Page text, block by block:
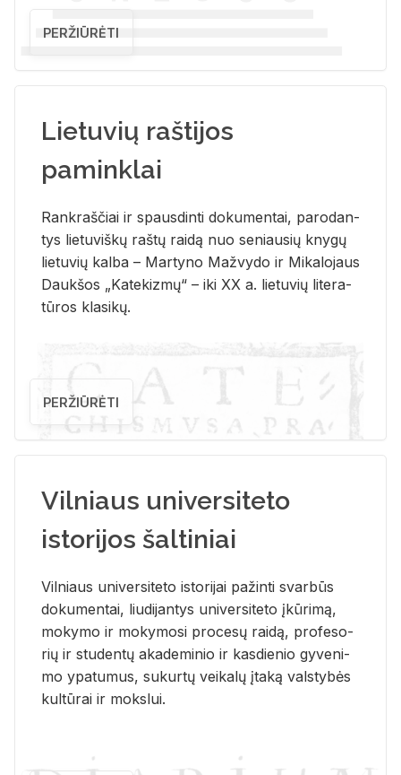
PERŽIŪRĖTI
Lietuvių raštijos
paminklai
Rank­raš­čiai ir spaus­din­ti do­ku­men­tai, pa­ro­dan­
tys lie­tu­viš­kų raš­tų rai­dą nuo se­niau­sių kny­gų
lie­tu­vių kal­ba – Mar­ty­no Ma­žvy­do ir Mi­ka­lo­jaus
Dauk­šos „Ka­te­kiz­mų“ – iki XX a. lie­tu­vių li­te­ra­
tū­ros kla­si­kų.
PERŽIŪRĖTI
Vilniaus universiteto
istorijos šaltiniai
Vil­niaus uni­ver­si­te­to is­to­ri­jai pa­žin­ti svar­būs
do­ku­men­tai, liu­di­jan­tys uni­ver­si­te­to įkū­ri­mą,
mo­ky­mo ir mo­ky­mo­si pro­ce­sų rai­dą, pro­fe­so­
rių ir stu­den­tų aka­de­mi­nio ir kas­die­nio gy­ve­ni­
mo ypa­tu­mus, su­kur­tų vei­ka­lų įta­ką vals­ty­bės
kul­tū­rai ir moks­lui.